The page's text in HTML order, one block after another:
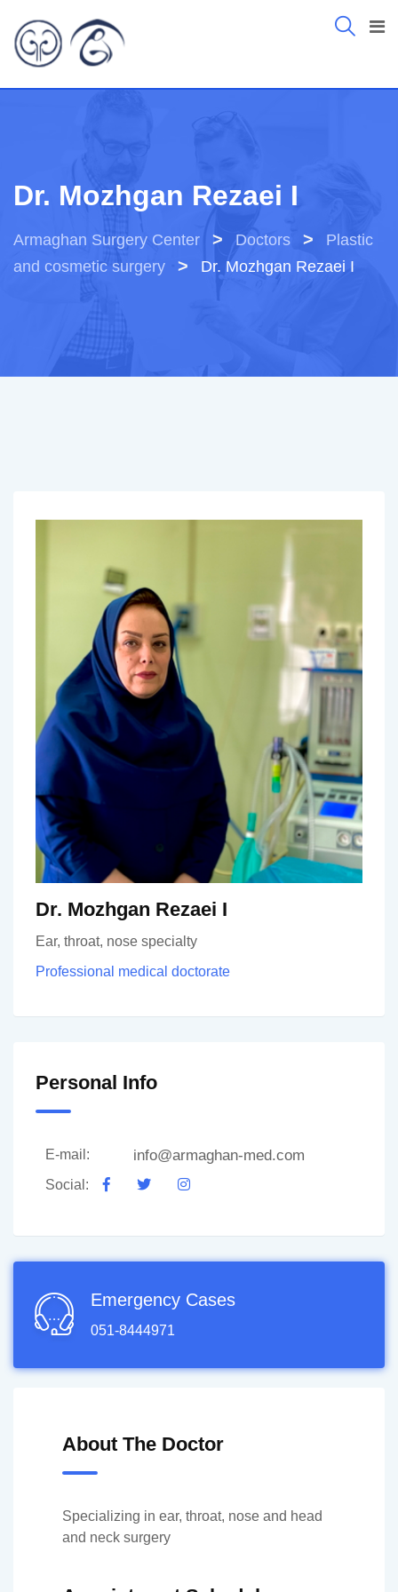
Dr. Mozhgan Rezaei I
Armaghan Surgery Center > Doctors >
Plastic
and cosmetic surgery
> Dr. Mozhgan Rezaei I
Dr. Mozhgan Rezaei I
Ear, throat, nose specialty
Professional medical doctorate
Personal Info
E-mail: info@armaghan-med.com
Social:
Emergency Cases
051-8444971
About The Doctor
Specializing in ear, throat, nose and head
and neck surgery